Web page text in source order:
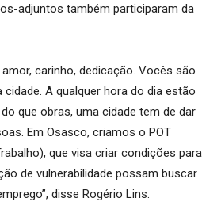
adjuntos também participaram da
carinho, dedicação. Vocês são
A qualquer hora do dia estão
que obras, uma cidade tem de dar
Em Osasco, criamos o POT
que visa criar condições para
de vulnerabilidade possam buscar
disse Rogério Lins.